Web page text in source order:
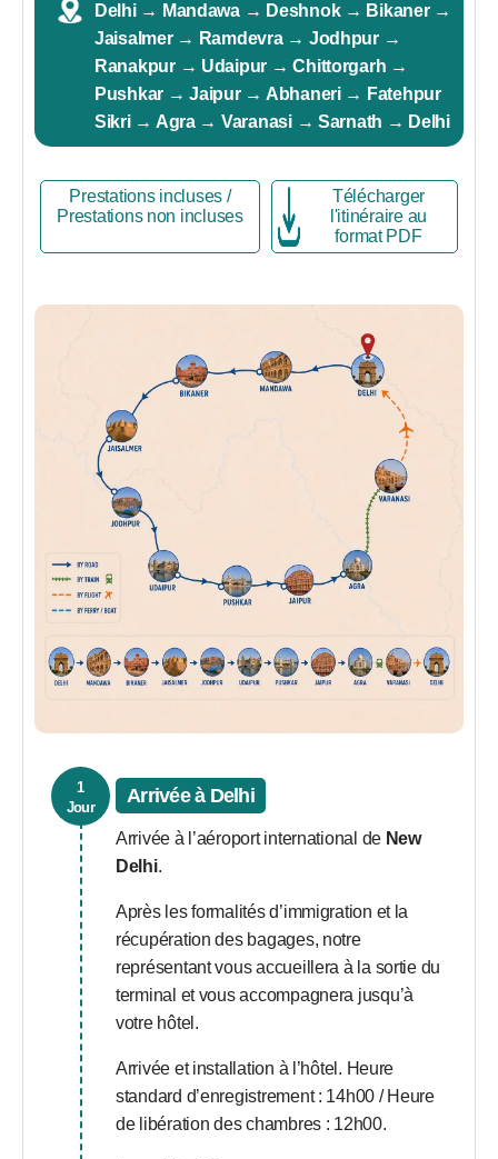
Delhi → Mandawa → Deshnok → Bikaner →
Jaisalmer → Ramdevra → Jodhpur →
Ranakpur → Udaipur → Chittorgarh →
Pushkar → Jaipur → Abhaneri → Fatehpur
Sikri → Agra → Varanasi → Sarnath → Delhi
Prestations incluses /
Prestations non incluses
Télécharger
l'itinéraire au
format PDF
1
Jour
Arrivée à Delhi
Arrivée à l’aéroport international de New
Delhi.
Après les formalités d’immigration et la
récupération des bagages, notre
représentant vous accueillera à la sortie du
terminal et vous accompagnera jusqu’à
votre hôtel.
Arrivée et installation à l’hôtel. Heure
standard d’enregistrement : 14h00 / Heure
de libération des chambres : 12h00.